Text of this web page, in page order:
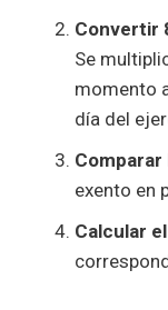
Convertir
Se
momento
día del
Comparar
exento en
Calcular